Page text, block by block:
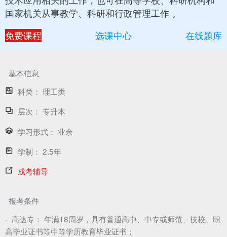
国家机关从事教学、科研和行政管理工作 。
免费课程
选课中心 在线题库
基本信息
科类： 理工类
层次： 专升本
学习形式： 业余
学制： 2.5年
成考辅导
报考条件
· 高达专： 年满18周岁，具有普通高中、中专或师范、技校、职
高毕业证书等中等学历教育毕业证书；